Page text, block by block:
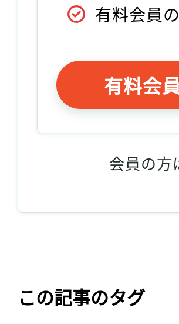
有料会員
有料会
会員の方
この記事のタグ